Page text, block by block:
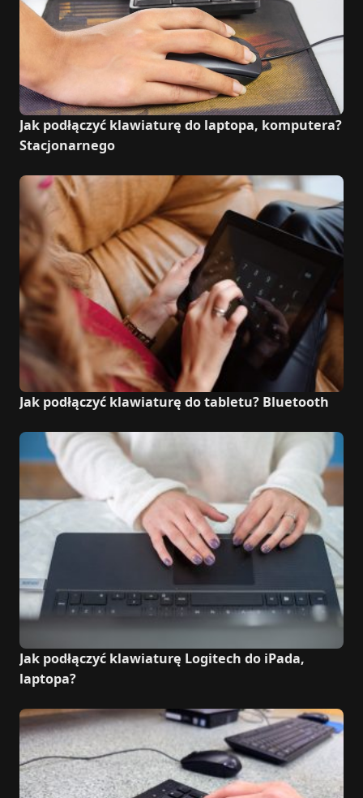
Jak podłączyć klawiaturę do laptopa, komputera?
Stacjonarnego
Jak podłączyć klawiaturę do tabletu? Bluetooth
Jak podłączyć klawiaturę Logitech do iPada,
laptopa?